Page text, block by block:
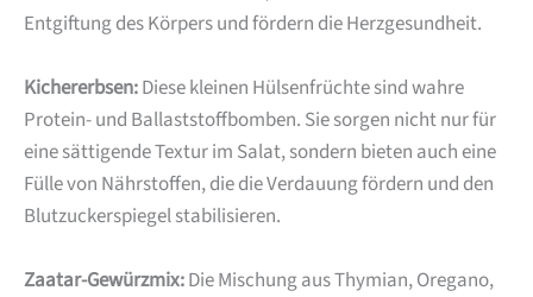
Entgiftung des Körpers und fördern die Herzgesundheit.
Kichererbsen:Diese kleinen Hülsenfrüchte sind wahre
Protein- und Ballaststoffbomben. Sie sorgen nicht nur für
eine sättigende Textur im Salat, sondern bieten auch eine
Fülle von Nährstoffen, die die Verdauung fördern und den
Blutzuckerspiegel stabilisieren.
Zaatar-Gewürzmix:Die Mischung aus Thymian, Oregano,